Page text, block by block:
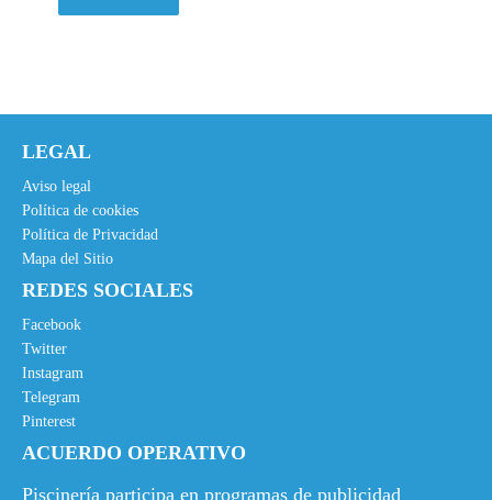
LEGAL
Aviso legal
Política de cookies
Política de Privacidad
Mapa del Sitio
REDES SOCIALES
Facebook
Twitter
Instagram
Telegram
Pinterest
ACUERDO OPERATIVO
Piscinería participa en programas de publicidad